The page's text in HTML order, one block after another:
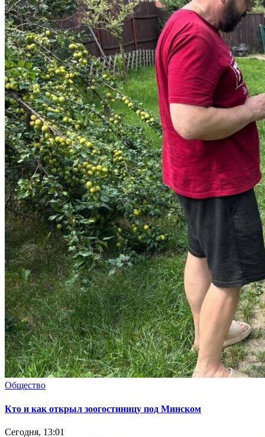
Общество
Кто и как открыл зоогостиницу под Минском
Сегодня, 13:01